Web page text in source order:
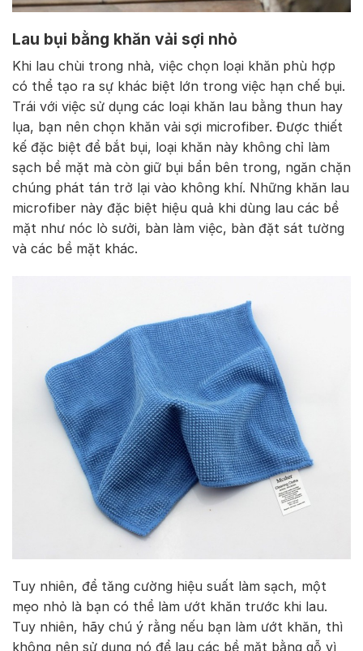
Lau bụi bằng khăn vải sợi nhỏ
Khi lau chùi trong nhà, việc chọn loại khăn phù hợp
có thể tạo ra sự khác biệt lớn trong việc hạn chế bụi.
Trái với việc sử dụng các loại khăn lau bằng thun hay
lụa, bạn nên chọn khăn vải sợi microfiber. Được thiết
kế đặc biệt để bắt bụi, loại khăn này không chỉ làm
sạch bề mặt mà còn giữ bụi bẩn bên trong, ngăn chặn
chúng phát tán trở lại vào không khí. Những khăn lau
microfiber này đặc biệt hiệu quả khi dùng lau các bề
mặt như nóc lò sưởi, bàn làm việc, bàn đặt sát tường
và các bề mặt khác.
Tuy nhiên, để tăng cường hiệu suất làm sạch, một
mẹo nhỏ là bạn có thể làm ướt khăn trước khi lau.
Tuy nhiên, hãy chú ý rằng nếu bạn làm ướt khăn, thì
không nên sử dụng nó để lau các bề mặt bằng gỗ vì